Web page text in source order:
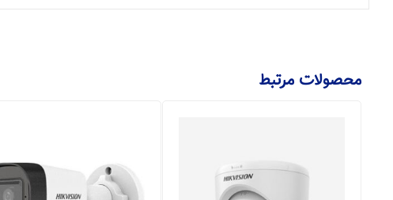
محصولات مرتبط